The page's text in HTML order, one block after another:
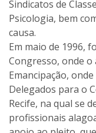
Sindicatos de
Psicologia, bem
causa.
Em maio de 1996,
Congresso, onde
Emancipação,
Delegados para o
Recife, na qual se
profissionais